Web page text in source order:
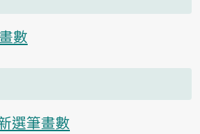
數
選筆畫數